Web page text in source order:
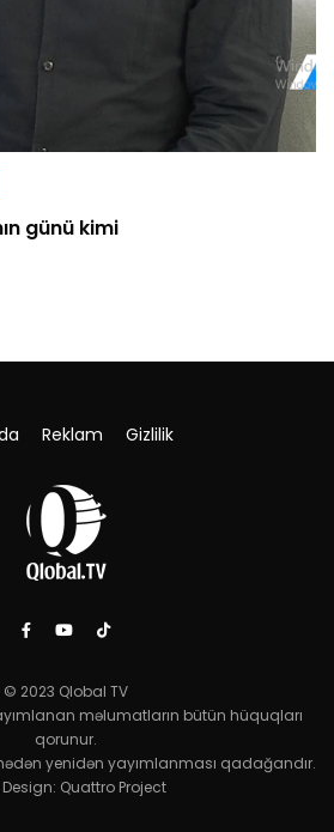
günü kimi
Reklam Gizlilik
© 2023 Qlobal TV
məlumatların bütün hüquqları
qorunur.
yenidən yayımlanması qadağandır.
Quattro Project